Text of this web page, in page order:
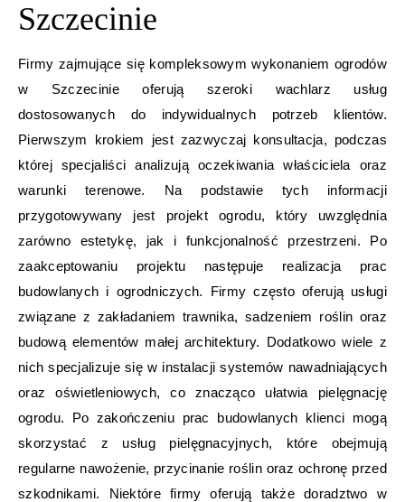
Szczecinie
Firmy zajmujące się kompleksowym wykonaniem ogrodów
w Szczecinie oferują szeroki wachlarz usług
dostosowanych do indywidualnych potrzeb klientów.
Pierwszym krokiem jest zazwyczaj konsultacja, podczas
której specjaliści analizują oczekiwania właściciela oraz
warunki terenowe. Na podstawie tych informacji
przygotowywany jest projekt ogrodu, który uwzględnia
zarówno estetykę, jak i funkcjonalność przestrzeni. Po
zaakceptowaniu projektu następuje realizacja prac
budowlanych i ogrodniczych. Firmy często oferują usługi
związane z zakładaniem trawnika, sadzeniem roślin oraz
budową elementów małej architektury. Dodatkowo wiele z
nich specjalizuje się w instalacji systemów nawadniających
oraz oświetleniowych, co znacząco ułatwia pielęgnację
ogrodu. Po zakończeniu prac budowlanych klienci mogą
skorzystać z usług pielęgnacyjnych, które obejmują
regularne nawożenie, przycinanie roślin oraz ochronę przed
szkodnikami. Niektóre firmy oferują także doradztwo w